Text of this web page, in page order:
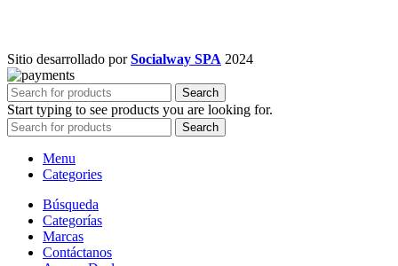
Sitio desarrollado porSocialway SPA 2024
Search
Start typing to see products you are looking for.
Search
Menu
Categories
Búsqueda
Categorías
Marcas
Contáctanos